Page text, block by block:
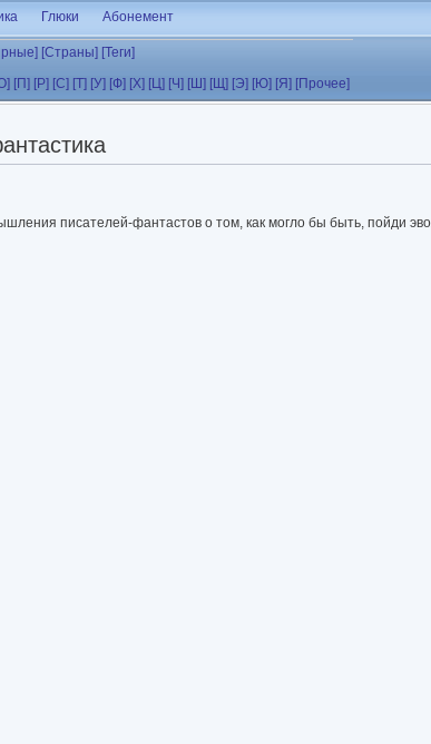
Глюки Абонемент
[Страны] [Теги]
[П] [Р] [С] [Т] [У] [Ф] [Х] [Ц] [Ч] [Ш] [Щ] [Э] [Ю] [Я] [Прочее]
писателей-фантастов о том, как могло бы быть, пойди